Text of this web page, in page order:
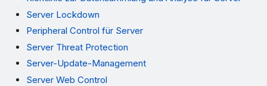
Server Lockdown
Peripheral Control für Server
Server Threat Protection
Server-Update-Management
Server Web Control